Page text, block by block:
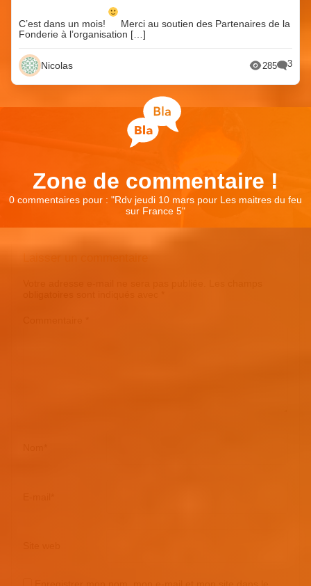
C’est dans un mois!
Merci au soutien des Partenaires de la
Fonderie à l’organisation […]
Nicolas 285 3
Zone de commentaire !
0 commentaires pour : "Rdv jeudi 10 mars pour Les maitres du feu
sur France 5"